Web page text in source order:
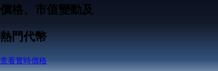
價格、市值變動及
熱門代幣
查看實時價格